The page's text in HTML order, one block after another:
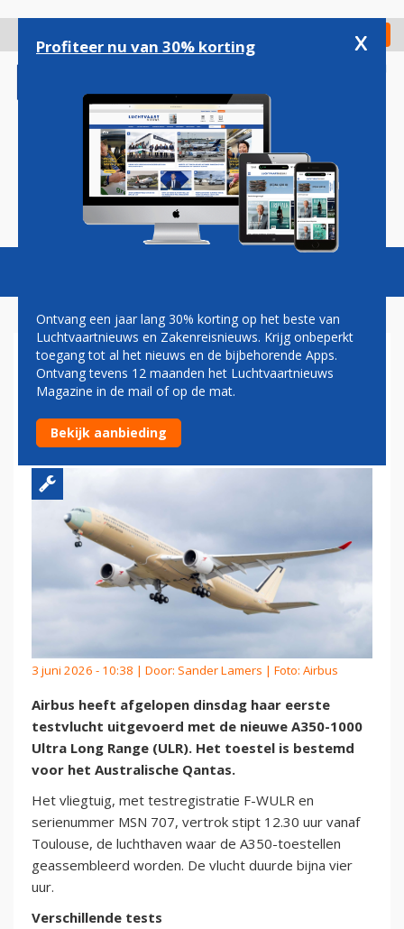
gaan
Check in
Magazine Podcasts Vacatures
AIRBUS A350-1000ULR VOOR
DE EERSTE KEER DE LUCHT
IN
3 juni 2026 - 10:38 | Door: Sander Lamers | Foto: Airbus
Airbus heeft afgelopen dinsdag haar eerste
testvlucht uitgevoerd met de nieuwe A350-1000
Ultra Long Range (ULR). Het toestel is bestemd
voor het Australische Qantas.
Het vliegtuig, met testregistratie F-WULR en
serienummer MSN 707, vertrok stipt 12.30 uur vanaf
Toulouse, de luchthaven waar de A350-toestellen
geassembleerd worden. De vlucht duurde bijna vier
uur.
Verschillende tests
Profiteer nu van 30% korting x
Ontvang een jaar lang 30% korting op het beste van
Luchtvaartnieuws en Zakenreisnieuws. Krijg onbeperkt
toegang tot al het nieuws en de bijbehorende Apps.
Ontvang tevens 12 maanden het Luchtvaartnieuws
Magazine in de mail of op de mat.
Bekijk aanbieding